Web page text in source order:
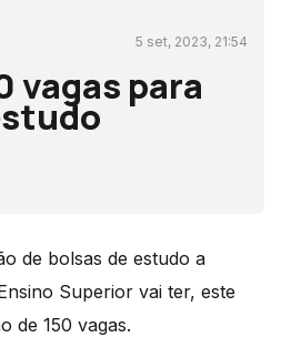
5 set, 2023, 21:54
vagas para
de bolsas de estudo a
Superior vai ter, este
de 150 vagas.